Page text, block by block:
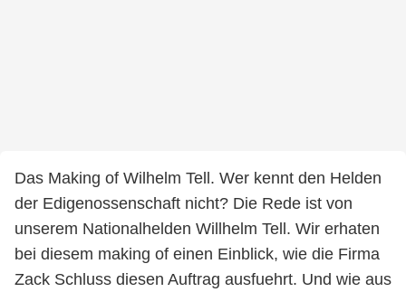
Das Making of Wilhelm Tell. Wer kennt den Helden
der Edigenossenschaft nicht? Die Rede ist von
unserem Nationalhelden Willhelm Tell. Wir erhaten
bei diesem making of einen Einblick, wie die Firma
Zack Schluss diesen Auftrag ausfuehrt. Und wie aus